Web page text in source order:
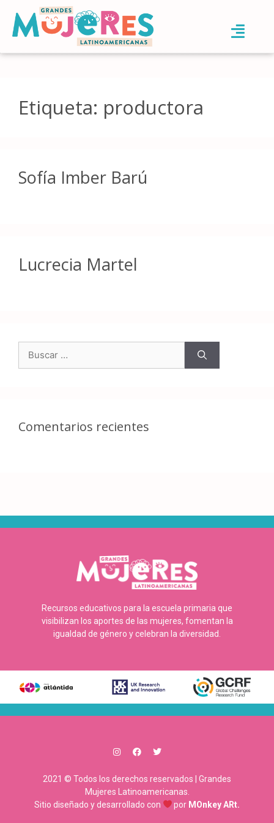
Etiqueta: productora
Sofía Imber Barú
Lucrecia Martel
Comentarios recientes
Recursos educativos para la escuela primaria que
visibilizan los aportes de las mujeres, fomentan la
igualdad de género y celebran la diversidad.
2021 © Todos los derechos reservados | Grandes
Mujeres Latinoamericanas.
Sitio diseñado y desarrollado con
por MOnkey ARt.